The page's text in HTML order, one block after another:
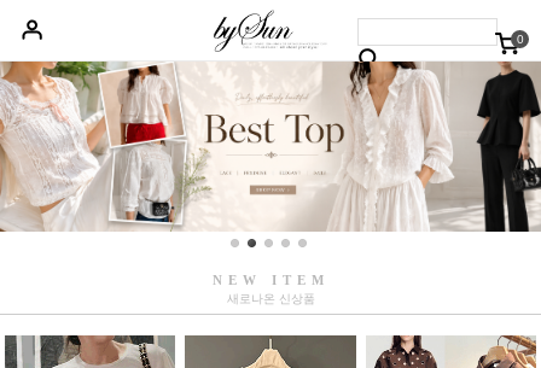
0
베스트50 신상품5%할인 당일배송 원피스 상의 하의 아우터
NEW ITEM
새로나온 신상품